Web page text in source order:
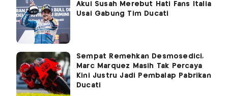
Akui Susah Merebut Hati Fans Italia
Usai Gabung Tim Ducati
Sempat Remehkan Desmosedici,
Marc Marquez Masih Tak Percaya
Kini Justru Jadi Pembalap Pabrikan
Ducati